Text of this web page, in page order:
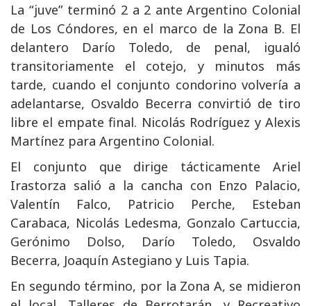
La “juve” terminó 2 a 2 ante Argentino Colonial
de Los Cóndores, en el marco de la Zona B. El
delantero Darío Toledo, de penal, igualó
transitoriamente el cotejo, y minutos más
tarde, cuando el conjunto condorino volvería a
adelantarse, Osvaldo Becerra convirtió de tiro
libre el empate final. Nicolás Rodríguez y Alexis
Martínez para Argentino Colonial.
El conjunto que dirige tácticamente Ariel
Irastorza salió a la cancha con Enzo Palacio,
Valentín Falco, Patricio Perche, Esteban
Carabaca, Nicolás Ledesma, Gonzalo Cartuccia,
Gerónimo Dolso, Darío Toledo, Osvaldo
Becerra, Joaquín Astegiano y Luis Tapia.
En segundo término, por la Zona A, se midieron